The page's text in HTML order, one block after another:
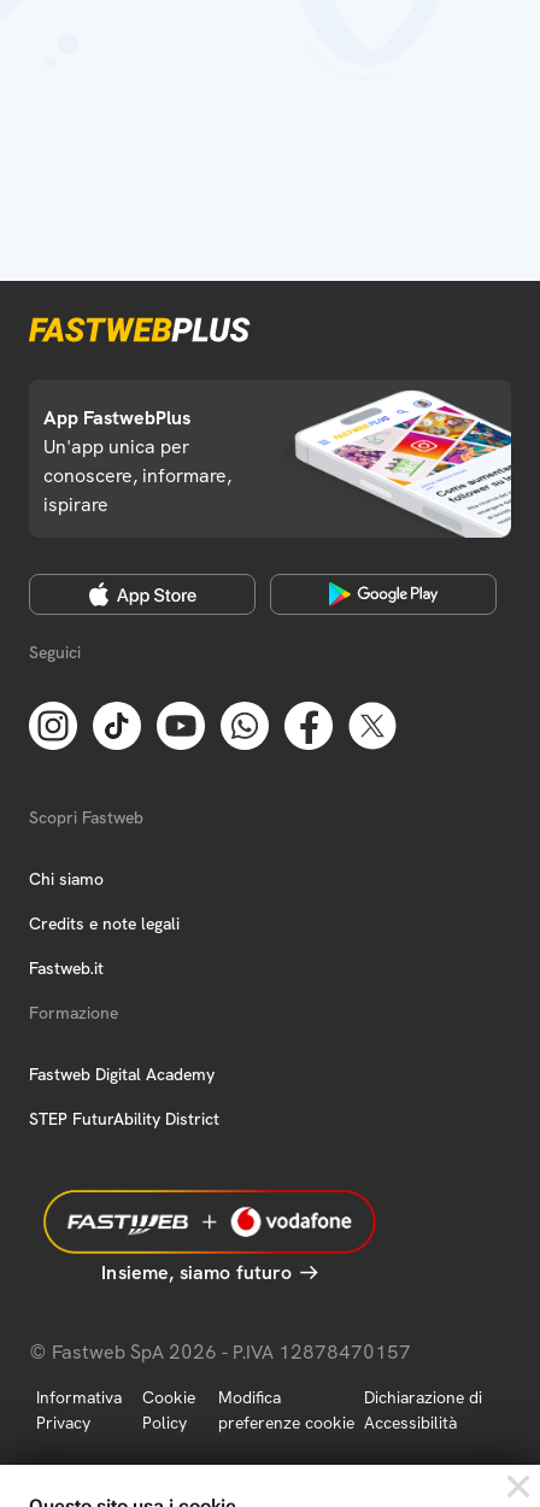
App FastwebPlus
Un'app unica per
conoscere, informare,
ispirare
Seguici
Scopri Fastweb
Chi siamo
Credits e note legali
Fastweb.it
Formazione
Fastweb Digital Academy
STEP FuturAbility District
Insieme, siamo futuro
© Fastweb SpA 2026 - P.IVA 12878470157
Informativa
Privacy
Cookie
Policy
Modifica
preferenze cookie
Dichiarazione di
Accessibilità